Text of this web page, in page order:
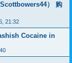
） 购
21:32
Cocaine in